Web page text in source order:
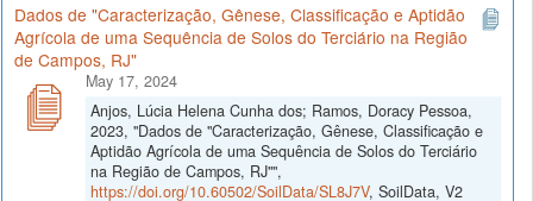
Dados de "Caracterização, Gênese, Classificação e Aptidão
Agrícola de uma Sequência de Solos do Terciário na Região
de Campos, RJ"
May 17, 2024
Anjos, Lúcia Helena Cunha dos; Ramos, Doracy Pessoa,
2023, "Dados de "Caracterização, Gênese, Classificação e
Aptidão Agrícola de uma Sequência de Solos do Terciário
na Região de Campos, RJ"",
https://doi.org/10.60502/SoilData/SL8J7V, SoilData, V2